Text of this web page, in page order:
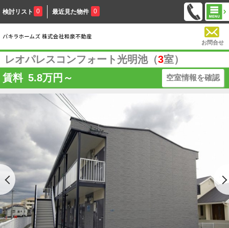
検討リスト 0 最近見た物件 0
お問合せ
レオパレスコンフォート光明池（3室）
賃料 5.8万円～ 空室情報を確認